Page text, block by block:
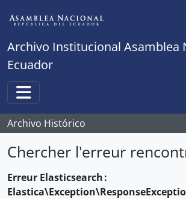
Archivo Institucional Asamblea
Ecuador
Toggle navigation
Archivo Histórico
Chercher l'erreur
Erreur Elasticsearch :